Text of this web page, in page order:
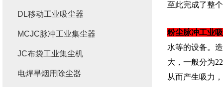
至此完成了整
粉尘脉冲工业
水等的设备。
大，一般分为
从而产生吸力
DL移动工业吸尘器
MCJC脉冲工业集尘器
JC布袋工业集尘机
电焊旱烟用除尘器